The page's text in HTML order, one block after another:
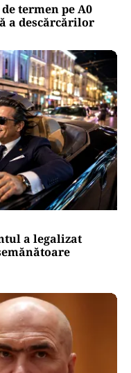
termen pe A0
a descărcărilor
a legalizat